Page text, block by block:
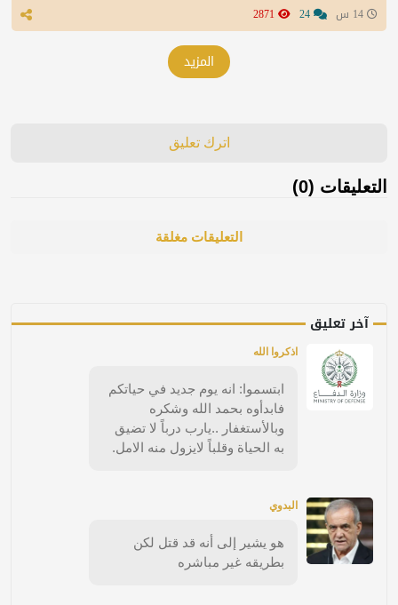
المزيد
اترك تعليق
التعليقات (0)
التعليقات مغلقة
آخر تعليق
اذكروا الله
ابتسموا: انه يوم جديد في حياتكم
فابدأوه بحمد الله وشكره
وبالأستغفار ..يارب درباً لا تضيق
به الحياة وقلباً لايزول منه الامل.
البدوي
هو يشير إلى أنه قد قتل لكن
بطريقه غير مباشره